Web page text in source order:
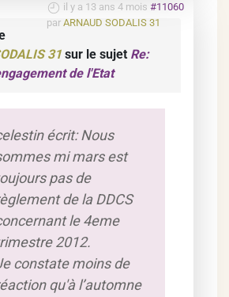
il y a 13 ans 4 mois #11060
par ARNAUD SODALIS 31
31 sur le sujet Re:
de l'Etat
écrit: Nous
mi mars est
pas de
de la DDCS
le 4eme
2012.
constate moins de
qu'à l’automne